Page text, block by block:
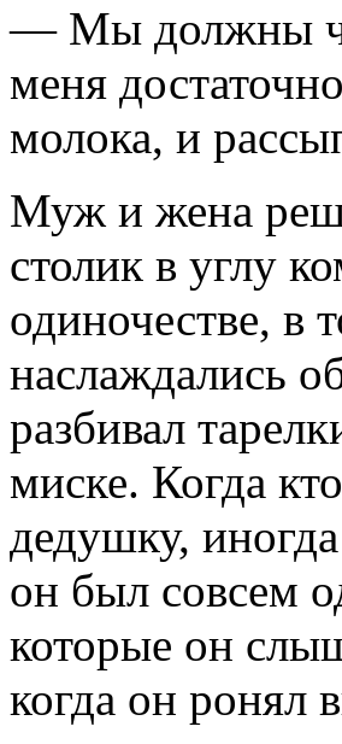
— Мы должны
меня
молока, и
Муж и жена
столик в углу
одиночестве, в
наслаждались
разбивал
миске. Когда
дедушку,
он был совсем
которые он
когда он ронял